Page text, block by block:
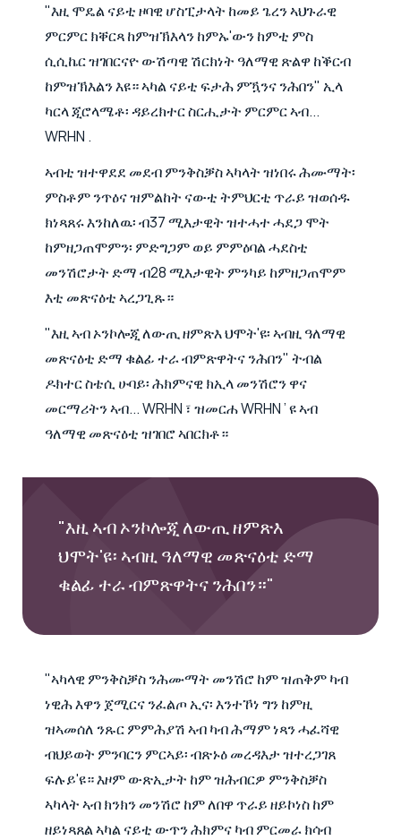
"እዚ ሞዴል ናይቲ ዞባዊ ሆስፒታላት ከመይ ጌረን ኣህጉራዊ
ምርምር ክቐርጻ ከምዝኽእላን ከምኡ'ውን ከምቲ ምስ
ሲሲኬር ዝገበርናዮ ውሽጣዊ ሽርክነት ዓለማዊ ጽልዋ ከቕርብ
ከምዝኽእልን እዩ። ኣካል ናይቲ ፍታሕ ምዃንና ንሕበን" ኢላ
ካርላ ጂሮላሜቶ፡ ዳይረክተር ስርሒታት ምርምር ኣብ...
WRHN .
ኣብቲ ዝተዋደደ መደብ ምንቅስቓስ ኣካላት ዝነበሩ ሕሙማት፡
ምስቶም ንጥዕና ዝምልከት ናውቲ ትምህርቲ ጥራይ ዝወሰዱ
ክነጻጸሩ እንከለዉ፡ ብ37 ሚእታዊት ዝተሓተ ሓደጋ ሞት
ከምዘጋጠሞምን፡ ምድግጋም ወይ ምምዕባል ሓደስቲ
መንሽሮታት ድማ ብ28 ሚእታዊት ምንካይ ከምዘጋጠሞም
እቲ መጽናዕቲ ኣረጋጊጹ።
"እዚ ኣብ ኦንኮሎጂ ለውጢ ዘምጽእ ህሞት'ዩ፡ ኣብዚ ዓለማዊ
መጽናዕቲ ድማ ቁልፊ ተራ ብምጽዋትና ንሕበን" ትብል
ዶክተር ስቴሲ ሁባይ፡ ሕክምናዊ ክኢላ መንሽሮን ዋና
መርማሪትን ኣብ... WRHN ፣ ዝመርሐ WRHN ’ ዩ ኣብ
ዓለማዊ መጽናዕቲ ዝገበሮ ኣበርክቶ።
"እዚ ኣብ ኦንኮሎጂ ለውጢ ዘምጽእ
ህሞት'ዩ፡ ኣብዚ ዓለማዊ መጽናዕቲ ድማ
ቁልፊ ተራ ብምጽዋትና ንሕበን።"
"ኣካላዊ ምንቅስቓስ ንሕሙማት መንሽሮ ከም ዝጠቅም ካብ
ነዊሕ እዋን ጀሚርና ንፈልጦ ኢና፡ እንተኾነ ግን ከምዚ
ዝኣመሰለ ንጹር ምምሕያሽ ኣብ ካብ ሕማም ነጻን ሓፈሻዊ
ብህይወት ምንባርን ምርኣይ፡ ብጽኑዕ መረዳእታ ዝተረጋገጸ
ፍሉይ'ዩ። እዞም ውጽኢታት ከም ዝሕብርዎ ምንቅስቓስ
ኣካላት ኣብ ክንክን መንሽሮ ከም ለበዋ ጥራይ ዘይኮነስ ከም
ዘይነጻጸል ኣካል ናይቲ ውጥን ሕክምና ካብ ምርመራ ክሳብ